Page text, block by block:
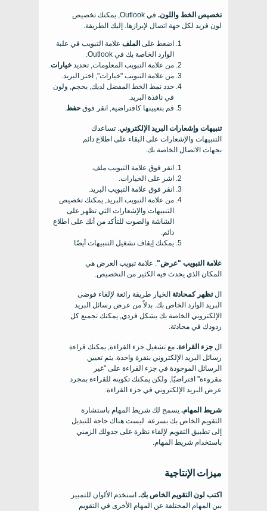
تخصيص الخط واللون.
في Outlook, يمكنك تخصيص
لون فريد لكل جهة اتصال لإبرازها. إليك الطريقة.
اضغط على الملف علامة التبويب في علبة
الوارد الخاصة بك في Outlook.
من علامة التبويب المعلومات, تحديد خيارات.
من علامة التبويب "خيارات", اختر البريد.
حدد نمط الخط المفضل لديك, بحجم, ولون
في نافذة البريد.
قم بتعيينها كافتراضية, انقر فوق حفظ.
تنبيهات وإشعارات البريد الإلكتروني. تساعدك
التنبيهات والإشعارات على البقاء على اطلاع دائم
بجهات الاتصال الخاصة بك.
انقر فوق علامة التبويب ملف.
اشر على الخيارات.
انقر فوق علامة التبويب البريد.
من علامة التبويب البريد, يمكنك تخصيص
التنبيهات والإشعارات التي تظهر على
الشاشة والصوت للتأكد من أنك على اطلاع
دائم.
يمكنك إيقاف تشغيل التنبيهات أيضًا.
علامة التبويب "عرض". علامة تبويب العرض هي
المكان الذي يحدث فيه الكثير من التخصيص.
التظهر كمحادثة الخيار طريقة رائعة لإلغاء فوضى
البريد الوارد الخاص بك. بدلاً من عرض رسائل البريد
الإلكتروني الخاصة بك بشكل فردي, يمكنك تجميع كل
ردودك في محادثة.
ال جزء القراءة. مع تشغيل جزء القراءة, يمكنك قراءة
رسائل البريد الإلكتروني بنقرة واحدة. يتم تعيين
الرسائل الموجودة في جزء القراءة على "غير
مقروءة" افتراضيًا, ولكن يمكنك تكوينه للقراءة بمجرد
عرض البريد الإلكتروني في جزء القراءة.
شريط المهام. يسمح لك شريط المهام باستشارة
التقويم الخاص بك بسرعة. ليست هناك حاجة للتبديل
إلى تطبيق التقويم لإلقاء نظرة على جدولك الزمني
باستخدام شريط المهام.
ميزات الإنتاجية
اكتب لون التقويم الخاص بك. استخدم الألوان للتمييز
بين المهام المختلفة عن المهام الأخرى في التقويم